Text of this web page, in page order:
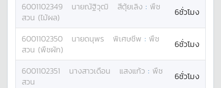
6001102349 นายณัฐิวุฒิ สีตุ้ยเลิง : พืช
สวน (ไม้ผล)
6ชั่วโมง
6001102350 นายดนุพร พิเศษชีพ : พืช
สวน (พืชผัก)
6ชั่วโมง
6001102351 นางสาวเดือน แสงแก้ว : พืช
สวน
6ชั่วโมง